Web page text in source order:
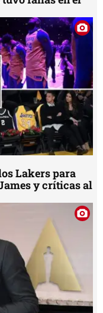
Lakers para
y críticas al